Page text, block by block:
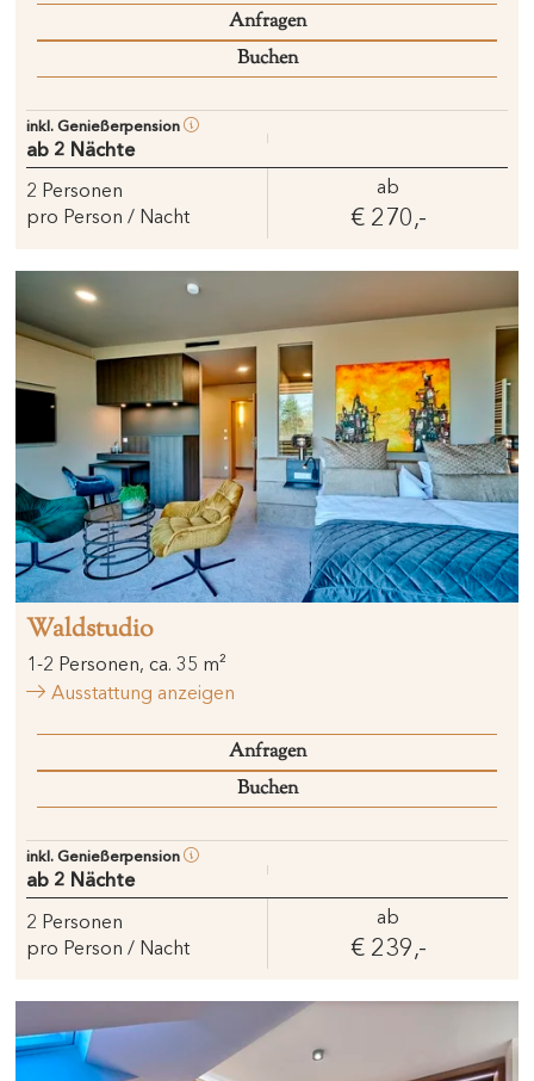
Anfragen
Buchen
inkl. Genießerpension
ab 2 Nächte
2 Personen
pro Person / Nacht
ab
€ 270,-
Waldstudio
1-2 Personen, ca. 35 m²
Ausstattung anzeigen
Anfragen
Buchen
inkl. Genießerpension
ab 2 Nächte
2 Personen
pro Person / Nacht
ab
€ 239,-